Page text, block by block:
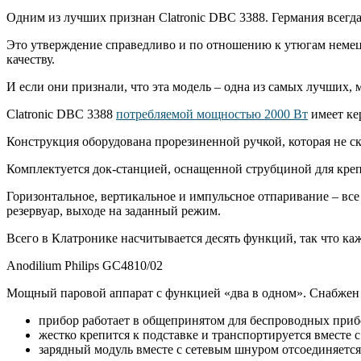
Одним из лучших признан Clatronic DBC 3388. Германия
Это утверждение справедливо и по отношению к утюгам
качеству.
И если они признали, что эта модель – одна из самых лучших,
Clatronic DBC 3388 потребляемой мощностью 2000 Вт имеет
Конструкция оборудована прорезиненной ручкой, которая не
Комплектуется док-станцией, оснащенной струбциной для
Горизонтальное, вертикальное и импульсное отпаривание –
резервуар, выходе на заданный режим.
Всего в Клатронике насчитывается десять функций, так что
Anodilium Philips GC4810/02
Мощный паровой аппарат с функцией «два в одном».
прибор работает в общепринятом для беспроводных
жестко крепится к подставке и транспортируется вместе
зарядный модуль вместе с сетевым шнуром